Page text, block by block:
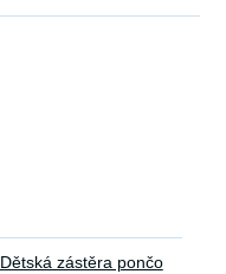
Dětská zástěra pončo